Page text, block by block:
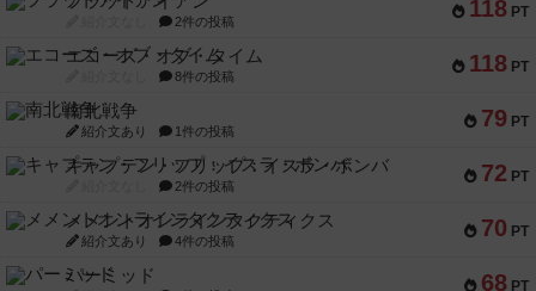
118 PT
2件の投稿
118 PT
エコーズ・オブ・タイム
8件の投稿
79 PT
南北戦争
紹介文あり 1件の投稿
72 PT
キャプテン・フリップ：イスラ・ボンバ
2件の投稿
70 PT
メメントオンラインタクティクス
紹介文あり 4件の投稿
68 PT
パーミッド